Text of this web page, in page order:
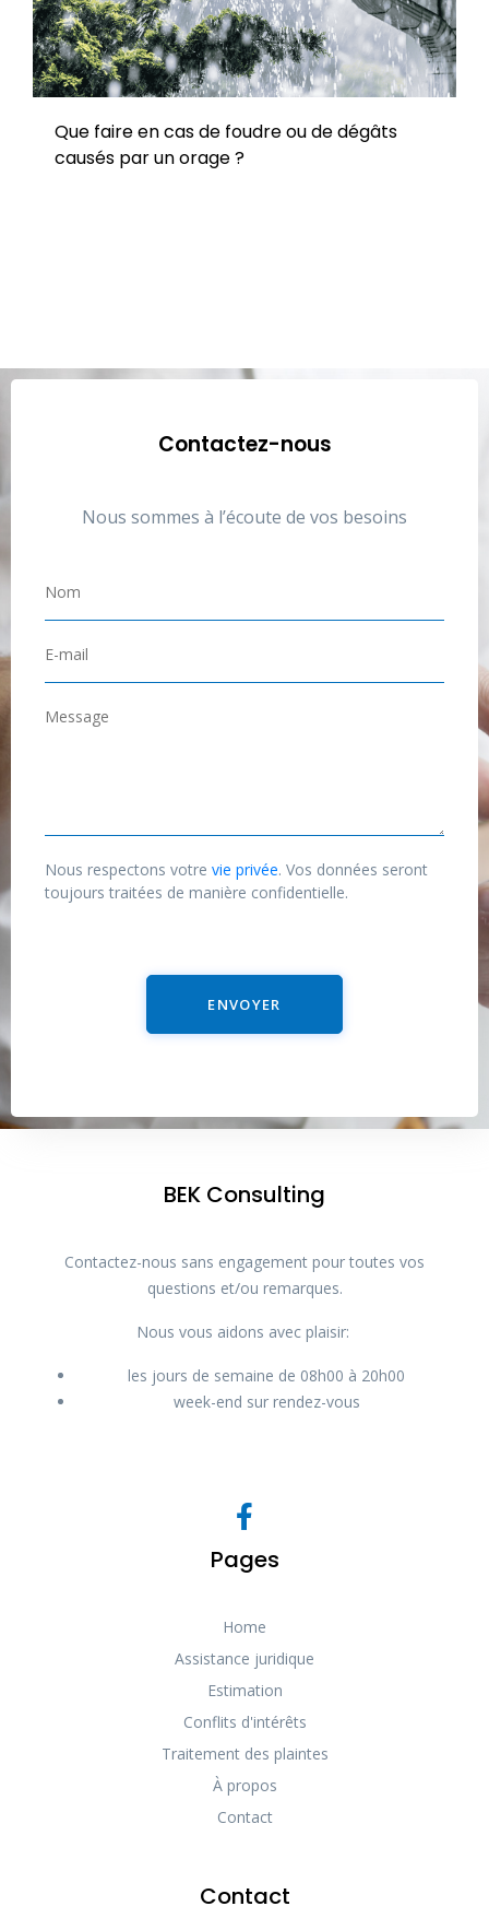
Que faire en cas de foudre ou de dégâts
causés par un orage ?
Contactez-nous
Nous sommes à l’écoute de vos besoins
N
o
m
*
E
-
m
*
M
a
g
e
Nous respectons votre vie privée. Vos données seront
toujours traitées de manière confidentielle.
ENVOYER
BEK Consulting
Contactez-nous sans engagement pour toutes vos
questions et/ou remarques.
Nous vous aidons avec plaisir:
les jours de semaine de 08h00 à 20h00
week-end sur rendez-vous
Pages
Home
Assistance juridique
Estimation
Conflits d'intérêts
Traitement des plaintes
À propos
Contact
Contact